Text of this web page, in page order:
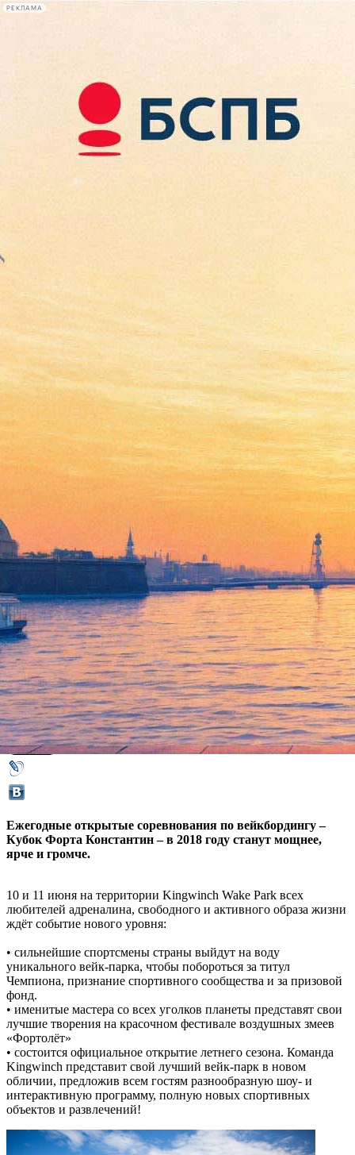
РЕКЛАМА
Сегодня:
2026.08.07
08:05
Афиша Plus
10-11 июня 2018 Кубок форта
Константин
31 мая 2018,10:38 Версия для печати
Ежегодные открытые соревнования по вейкбордингу –
Кубок Форта Константин – в 2018 году станут мощнее,
ярче и громче.
10 и 11 июня на территории Kingwinch Wake Park всех
любителей адреналина, свободного и активного образа жизни
ждёт событие нового уровня:
• сильнейшие спортсмены страны выйдут на воду
уникального вейк-парка, чтобы побороться за титул
Чемпиона, признание спортивного сообщества и за призовой
фонд.
• именитые мастера со всех уголков планеты представят свои
лучшие творения на красочном фестивале воздушных змеев
«Фортолёт»
• состоится официальное открытие летнего сезона. Команда
Kingwinch представит свой лучший вейк-парк в новом
обличии, предложив всем гостям разнообразную шоу- и
интерактивную программу, полную новых спортивных
объектов и развлечений!